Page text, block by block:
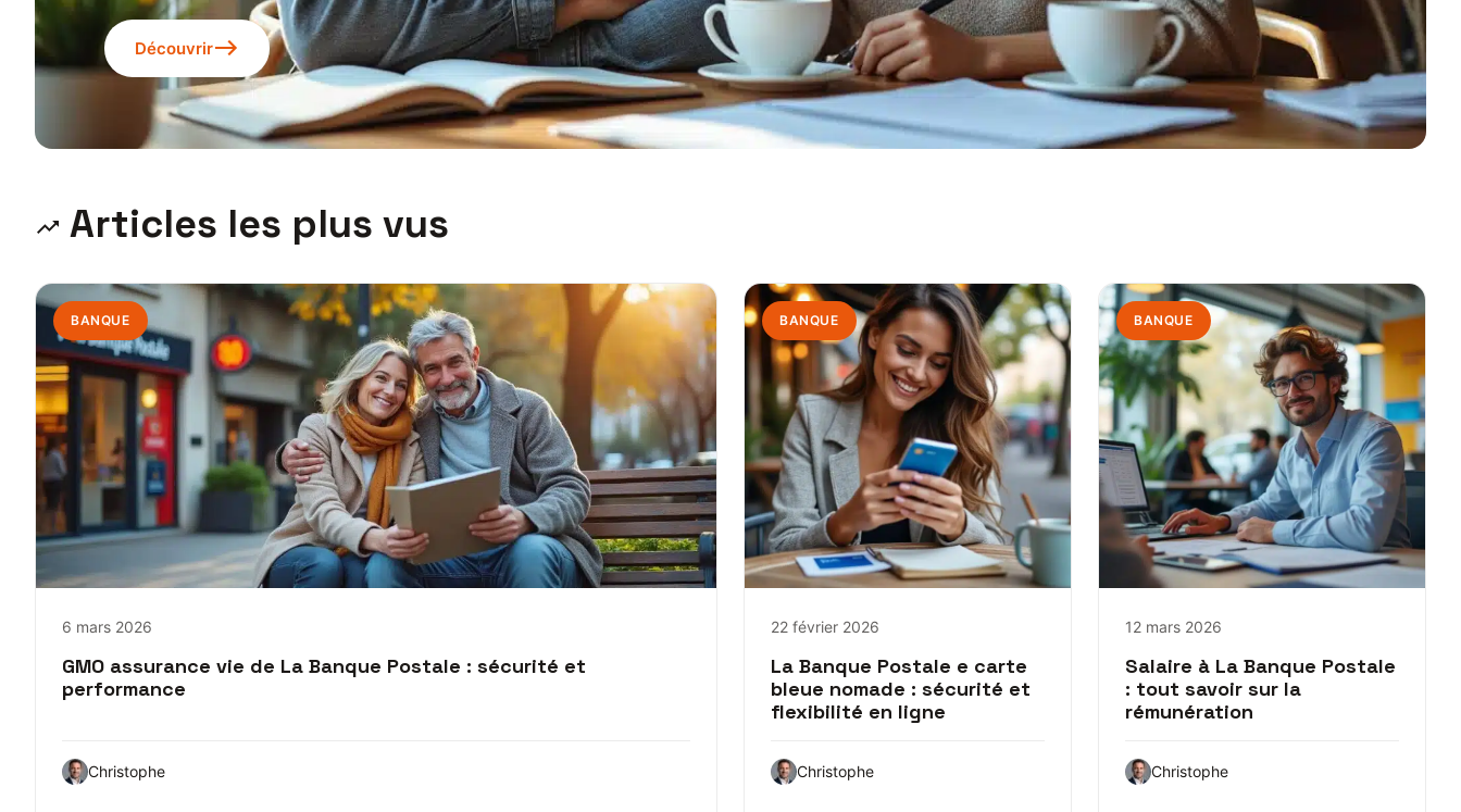
Découvrir
Articles les plus vus
BANQUE
6 mars 2026
GMO assurance vie de La Banque Postale : sécurité et
performance
Christophe
BANQUE
22 février 2026
La Banque Postale e carte
bleue nomade : sécurité et
flexibilité en ligne
Christophe
BANQUE
12 mars 2026
Salaire à La Banque Postale
: tout savoir sur la
rémunération
Christophe